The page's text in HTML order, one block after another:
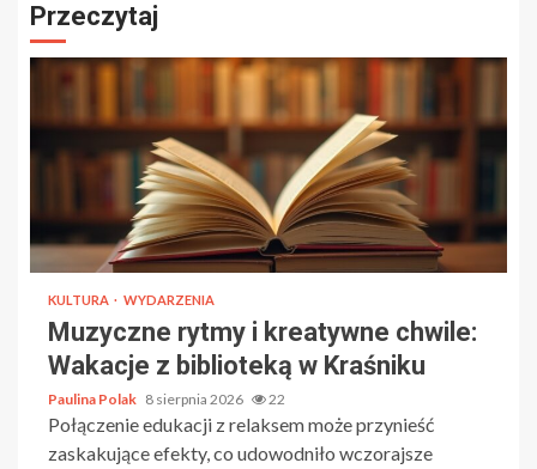
Przeczytaj
KULTURA WYDARZENIA
Muzyczne rytmy i kreatywne chwile:
Wakacje z biblioteką w Kraśniku
Paulina Polak 8 sierpnia 2026 22
Połączenie edukacji z relaksem może przynieść
zaskakujące efekty, co udowodniło wczorajsze